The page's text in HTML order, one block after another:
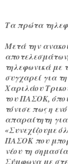
Τα πρώτα
Μετά την
τηλεφωνικά με
συγχαρεί για
Χαριλάου
του ΠΑΣΟΚ,
τόνισε πως η
απαραίτητη
«Συνεχίζουμε
ΠΑΣΟΚ που
νέου τη
Σύμφωνα με